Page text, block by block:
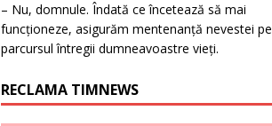
– Nu, domnule. Îndată ce încetează să mai
funcționeze, asigurăm mentenanță nevestei pe
parcursul întregii dumneavoastre vieți.
RECLAMA TIMNEWS